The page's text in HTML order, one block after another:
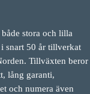
stora och lilla
snart 50 år tillverkat
Tillväxten beror
lång garanti,
och numera även